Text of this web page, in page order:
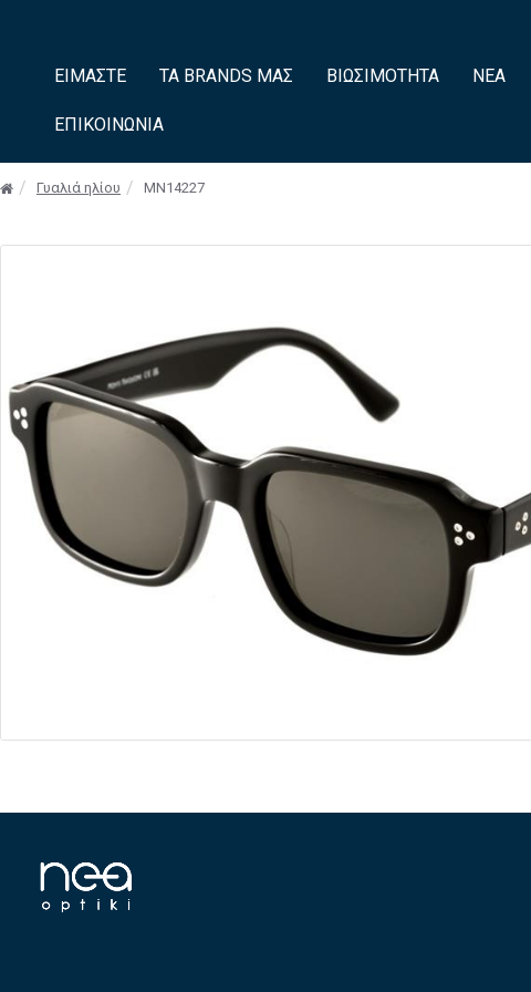
ΕΊΜΑΣΤΕ ΤΑ BRANDS ΜΑΣ ΒΙΩΣΙΜΌΤΗΤΑ ΝΈΑ
ΕΠΙΚΟΙΝΩΝΊΑ
Γυαλιά ηλίου MN14227